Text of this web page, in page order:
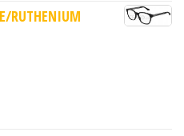
RUTHENIUM